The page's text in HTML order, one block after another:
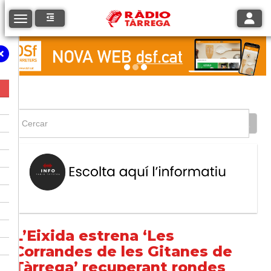
Toggle navigation
L’Eixida estrena ‘Les
Corrandes de les Gitanes de
Tàrrega’ recuperant rondes